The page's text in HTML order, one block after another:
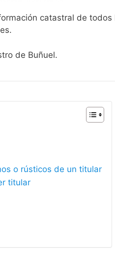
catastral de
de Buñuel.
o rústicos de un titular
titular